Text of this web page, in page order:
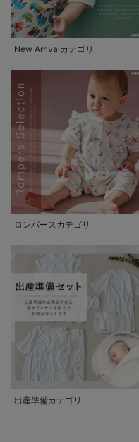
New Arrivalカテゴリ
ロンパースカテゴリ
出産準備カテゴリ